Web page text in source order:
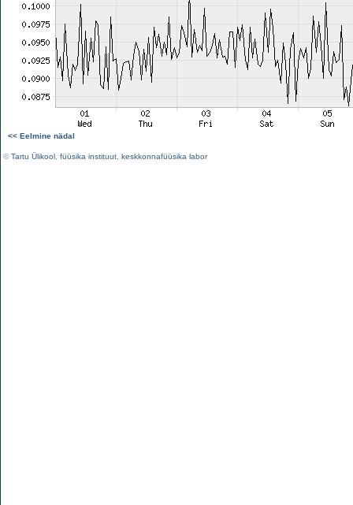
<< Eelmine nädal
©Tartu Ülikool füüsika instituut keskkonnafüüsika labor